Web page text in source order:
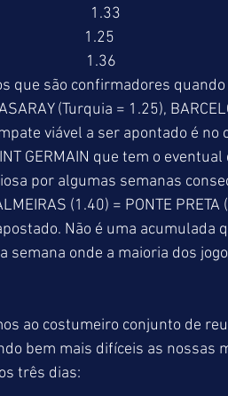
1.33
1.25
1.36
que são confirmadores quando
(Turquia = 1.25),
viável a ser apontado é no
GERMAIN que tem o eventual
por algumas semanas
(1.40) = PONTE PRETA
Não é uma acumulada
onde a maioria dos
ao costumeiro conjunto de
bem mais difíceis as nossas
três dias: